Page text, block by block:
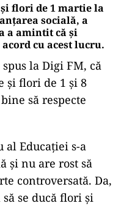
flori de 1 martie la
socială, a
a amintit că și
cu acest lucru.
la Digi FM, că
și flori de 1 și 8
să respecte
al Educației s-a
și nu are rost să
controversată. Da,
se ducă flori și